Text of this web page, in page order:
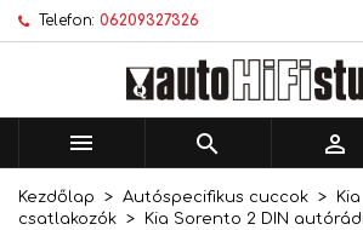
Telefon: 06209327326
  
Kezdőlap Autóspecifikus cuccok Kia
csatlakozók
Kia Sorento 2 DIN
Kívánságlistáim
Új lista létrehozása
Kívánságlista
Kívánságlista neve
Bejelentkezés
történő mentéséhez.
Mégsem